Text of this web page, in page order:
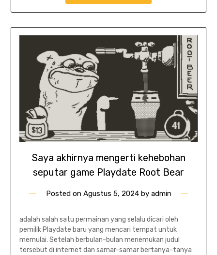
Saya akhirnya mengerti kehebohan
seputar game Playdate Root Bear
Posted on Agustus 5, 2024by admin
adalah salah satu permainan yang selalu dicari oleh
pemilik Playdate baru yang mencari tempat untuk
memulai. Setelah berbulan-bulan menemukan judul
tersebut di internet dan samar-samar bertanya-tanya